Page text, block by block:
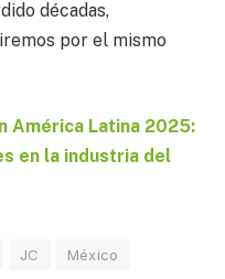
décadas,
por el mismo
América Latina 2025:
en la industria del
JC
México